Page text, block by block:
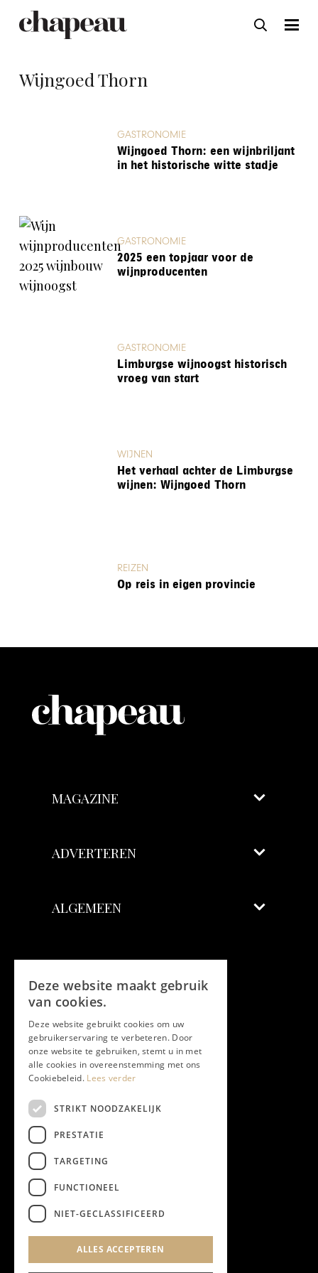
Wijngoed Thorn
GASTRONOMIE
Wijngoed Thorn: een wijnbriljant
in het historische witte stadje
GASTRONOMIE
2025 een topjaar voor de
wijnproducenten
GASTRONOMIE
Limburgse wijnoogst historisch
vroeg van start
WIJNEN
Het verhaal achter de Limburgse
wijnen: Wijngoed Thorn
REIZEN
Op reis in eigen provincie
MAGAZINE
ADVERTEREN
ALGEMEEN
Facebook
Twitter
Instagram
YouTube
NIEUWSBRIEF
Privacyverklaring
Deze website maakt gebruik
van cookies.
Deze website gebruikt cookies om uw
gebruikerservaring te verbeteren. Door
onze website te gebruiken, stemt u in met
alle cookies in overeenstemming met ons
Cookiebeleid. Lees verder
STRIKT NOODZAKELIJK
PRESTATIE
TARGETING
FUNCTIONEEL
NIET-GECLASSIFICEERD
ALLES ACCEPTEREN